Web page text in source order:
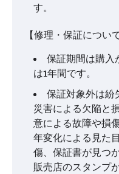
す。
【修理・保証について
保証期間は購入
は1年間です。
保証対象外は紛
災害による欠陥と
意による故障や損
年変化による見た
傷、保証書が見つ
販売店のスタンプ